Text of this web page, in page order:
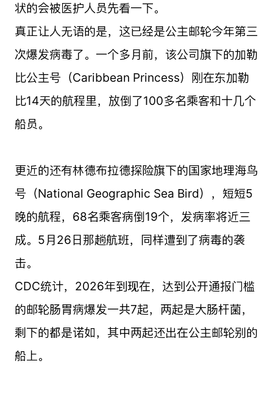
状的会被医护人员先看一下。
真正让人无语的是，这已经是公主邮轮今年第三
次爆发病毒了。一个多月前，该公司旗下的加勒
比公主号（Caribbean Princess）刚在东加勒
比14天的航程里，放倒了100多名乘客和十几个
船员。
更近的还有林德布拉德探险旗下的国家地理海鸟
号（National Geographic Sea Bird），短短5
晚的航程，68名乘客病倒19个，发病率将近三
成。5月26日那趟航班，同样遭到了病毒的袭
击。
CDC统计，2026年到现在，达到公开通报门槛
的邮轮肠胃病爆发一共7起，两起是大肠杆菌，
剩下的都是诺如，其中两起还出在公主邮轮别的
船上。